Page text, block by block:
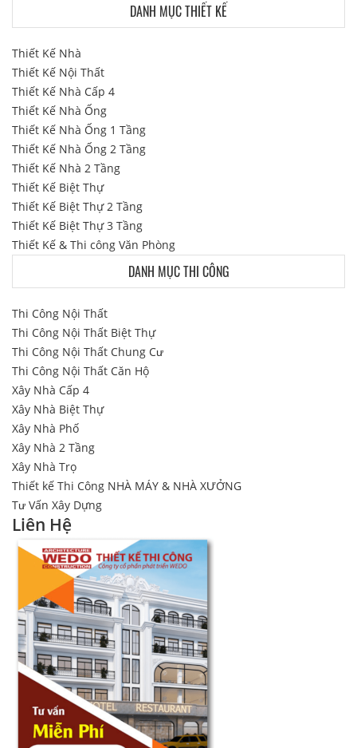
DANH MỤC THIẾT KẾ
Thiết Kế Nhà
Thiết Kế Nội Thất
Thiết Kế Nhà Cấp 4
Thiết Kế Nhà Ống
Thiết Kế Nhà Ống 1 Tầng
Thiết Kế Nhà Ống 2 Tầng
Thiết Kế Nhà 2 Tầng
Thiết Kế Biệt Thự
Thiết Kế Biệt Thự 2 Tầng
Thiết Kế Biệt Thự 3 Tầng
Thiết Kế & Thi công Văn Phòng
DANH MỤC THI CÔNG
Thi Công Nội Thất
Thi Công Nội Thất Biệt Thự
Thi Công Nội Thất Chung Cư
Thi Công Nội Thất Căn Hộ
Xây Nhà Cấp 4
Xây Nhà Biệt Thự
Xây Nhà Phố
Xây Nhà 2 Tầng
Xây Nhà Trọ
Thiết kế Thi Công NHÀ MÁY & NHÀ XƯỞNG
Tư Vấn Xây Dựng
Liên Hệ